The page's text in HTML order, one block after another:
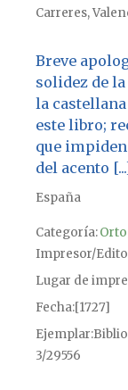
Carreres,
Breve
solidez de
la
este libro;
que
del acento
España
Categoría:
Impresor/
Lugar de
Fecha[1727]
Ejemplar
3/29556